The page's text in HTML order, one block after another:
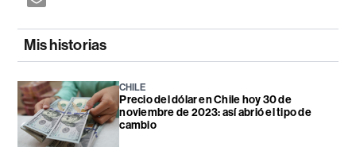
Mis historias
CHILE
Precio del dólar en Chile hoy 30 de
noviembre de 2023: así abrió el tipo de
cambio